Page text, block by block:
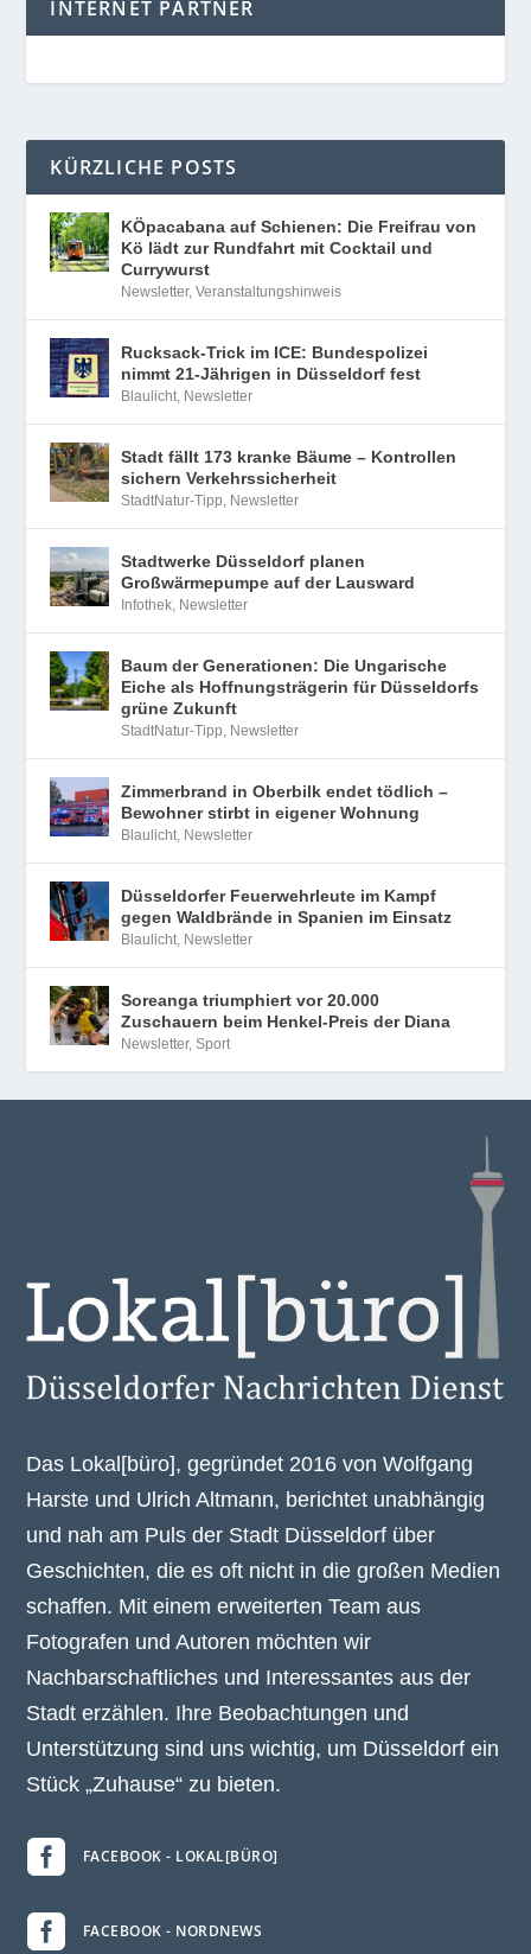
INTERNET PARTNER
KÜRZLICHE POSTS
KÖpacabana auf Schienen: Die Freifrau von
Kö lädt zur Rundfahrt mit Cocktail und
Currywurst
Newsletter,Veranstaltungshinweis
Rucksack-Trick im ICE: Bundespolizei
nimmt 21-Jährigen in Düsseldorf fest
Blaulicht, Newsletter
Stadt fällt 173 kranke Bäume – Kontrollen
sichern Verkehrssicherheit
StadtNatur-Tipp, Newsletter
Stadtwerke Düsseldorf planen
Großwärmepumpe auf der Lausward
Infothek, Newsletter
Baum der Generationen: Die Ungarische
Eiche als Hoffnungsträgerin für Düsseldorfs
grüne Zukunft
StadtNatur-Tipp, Newsletter
Zimmerbrand in Oberbilk endet tödlich –
Bewohner stirbt in eigener Wohnung
Blaulicht, Newsletter
Düsseldorfer Feuerwehrleute im Kampf
gegen Waldbrände in Spanien im Einsatz
Blaulicht, Newsletter
Soreanga triumphiert vor 20.000
Zuschauern beim Henkel-Preis der Diana
Newsletter,Sport
Das Lokal[büro], gegründet 2016 von Wolfgang
Harste und Ulrich Altmann, berichtet unabhängig
und nah am Puls der Stadt Düsseldorf über
Geschichten, die es oft nicht in die großen Medien
schaffen. Mit einem erweiterten Team aus
Fotografen und Autoren möchten wir
Nachbarschaftliches und Interessantes aus der
Stadt erzählen. Ihre Beobachtungen und
Unterstützung sind uns wichtig, um Düsseldorf ein
Stück „Zuhause“ zu bieten.
 FACEBOOK - LOKAL[BÜRO]
 FACEBOOK - NORDNEWS